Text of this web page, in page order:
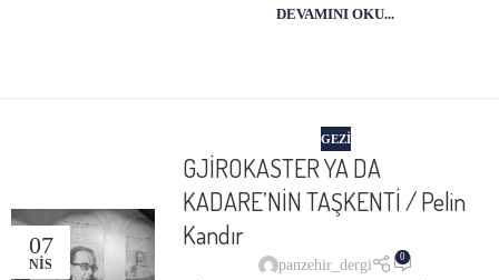
DEVAMINI OKU...
07
NIS
GEZI
GJİROKASTER YA DA
KADARE’NİN TAŞKENTİ / Pelin
Kandır
panzehir_dergi 0